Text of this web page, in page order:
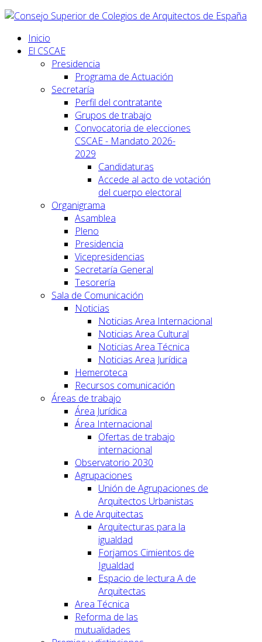
Inicio
El CSCAE
Presidencia
Programa de Actuación
Secretaría
Perfil del contratante
Grupos de trabajo
Convocatoria de elecciones
CSCAE - Mandato 2026-
2029
Candidaturas
Accede al acto de votación
del cuerpo electoral
Organigrama
Asamblea
Pleno
Presidencia
Vicepresidencias
Secretaría General
Tesorería
Sala de Comunicación
Noticias
Noticias Area Internacional
Noticias Area Cultural
Noticias Area Técnica
Noticias Area Jurídica
Hemeroteca
Recursos comunicación
Áreas de trabajo
Área Jurídica
Área Internacional
Ofertas de trabajo
internacional
Observatorio 2030
Agrupaciones
Unión de Agrupaciones de
Arquitectos Urbanistas
A de Arquitectas
Arquitecturas para la
igualdad
Forjamos Cimientos de
Igualdad
Espacio de lectura A de
Arquitectas
Area Técnica
Reforma de las
mutualidades